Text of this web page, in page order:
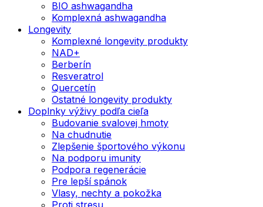
BIO ashwagandha
Komplexná ashwagandha
Longevity
Komplexné longevity produkty
NAD+
Berberín
Resveratrol
Quercetín
Ostatné longevity produkty
Doplnky výživy podľa cieľa
Budovanie svalovej hmoty
Na chudnutie
Zlepšenie športového výkonu
Na podporu imunity
Podpora regenerácie
Pre lepší spánok
Vlasy, nechty a pokožka
Proti stresu